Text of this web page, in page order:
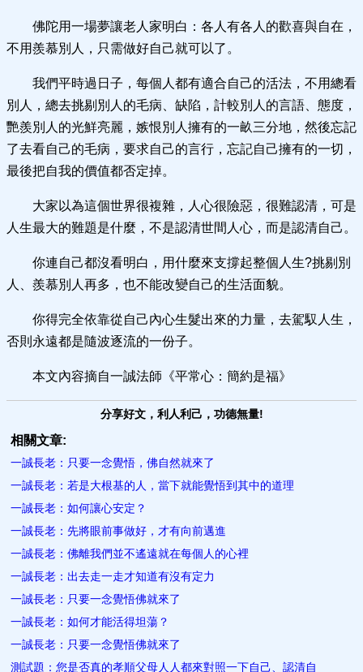
佛陀用一場夢讓老人家明白：各人有各人的歡喜與自在，
不用羨慕別人，只需做好自己就可以了。
我們平時過日子，每個人都有適合自己的活法，不用總看
別人，總去挑剔別人的毛病、缺陷，計較別人的言語、態度，
艷羨別人的光鮮亮麗，嫉恨別人擁有的一畝三分地，然後忘記
了去看自己的毛病，要求自己的言行，忘記自己擁有的一切，
最後把自我的價值都否定掉。
大家以為這個世界很複雜，人心很險惡，很難認清，可是
人生最大的難題是什麼，不是認清世間人心，而是認清自己。
你連自己都沒看明白，用什麼來支撐起整個人生?挑剔別
人、羨慕別人再多，也不能改變自己的生活面貌。
你得完全依靠從自己內心生髮出來的力量，去駕馭人生，
否則永遠都是隨波逐流的一份子。
本文內容摘自一誠法師《平常心：簡約是福》
分享好文，利人利己，功德無量!
相關文章:
一誠長老：只要一念覺悟，佛自然就來了
一誠長老：若是大根基的人，當下就能覺悟到其中的道理
一誠長老：如何讓心安定？
一誠長老：先將眼前事做好，才有向前邁進
一誠長老：佛離我們並不遙遠就在每個人的心裡
一誠長老：出去走一走才知道有沒有定力
一誠長老：只要一念覺悟佛就來了
一誠長老：如何才能活得坦蕩？
一誠長老：只要一念覺悟佛就來了
測試題：您是否真的孝順父母人人都來對照一下自己、認清自